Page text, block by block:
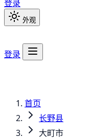
登录
外观
登录
首页
长野县
大町市